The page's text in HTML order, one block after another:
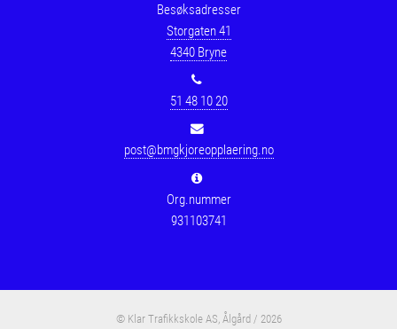
Besøksadresser
Storgaten 41
4340 Bryne
51 48 10 20
post@bmgkjoreopplaering.no
Org.nummer
931103741
© Klar Trafikkskole AS, Ålgård / 2026